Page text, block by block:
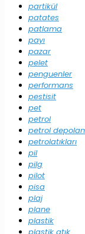
partikül
patates
patlama
payı
pazar
pelet
penguenler
performans
pestisit
pet
petrol
petrol
petrolatıkları
pil
pilg
pilot
pisa
plaj
plane
plastik